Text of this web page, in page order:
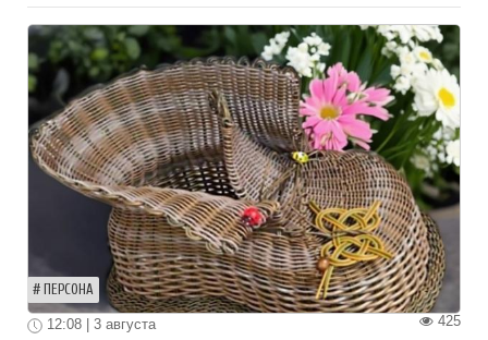
ПЕРСОНА
425
12:08 | 3 августа